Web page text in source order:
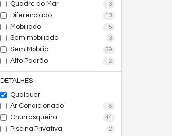
Quadra do Mar 13
Diferenciado 13
Mobiliado 15
Semimobiliado 3
Sem Mobília 39
Alto Padrão 12
DETALHES
Qualquer
Ar Condicionado
16
Churrasqueira 44
Piscina Privativa 2